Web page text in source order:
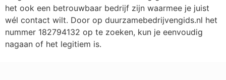
het ook een betrouwbaar bedrijf zijn waarmee je juist
wél contact wilt. Door op duurzamebedrijvengids.nl het
nummer 182794132 op te zoeken, kun je eenvoudig
nagaan of het legitiem is.